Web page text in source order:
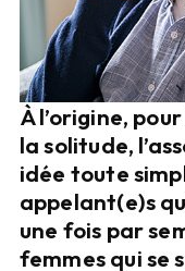
À l’origine,
la solitude,
idée toute
appelant(e)s
une fois par
femmes qui se